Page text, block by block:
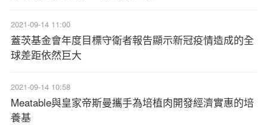
2021-09-14 11:00
蓋茨基金會年度目標守衛者報告顯示新冠疫情造成的全
球差距依然巨大
2021-09-14 10:58
Meatable與皇家帝斯曼攜手為培植肉開發經濟實惠的培
養基